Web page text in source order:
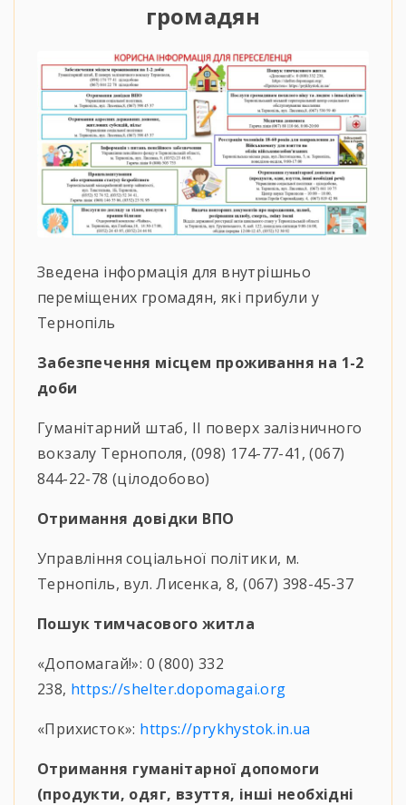
громадян
Зведена інформація для внутрішньо
переміщених громадян, які прибули у
Тернопіль
Забезпечення місцем проживання на 1-2
доби
Гуманітарний штаб, ІІ поверх залізничного
вокзалу Тернополя, (098) 174-77-41, (067)
844-22-78 (цілодобово)
Отримання довідки ВПО
Управління соціальної політики, м.
Тернопіль, вул. Лисенка, 8, (067) 398-45-37
Пошук тимчасового житла
«Допомагай!»: 0 (800) 332
238, https://shelter.dopomagai.org
«Прихисток»: https://prykhystok.in.ua
Отримання гуманітарної допомоги
(продукти, одяг, взуття, інші необхідні